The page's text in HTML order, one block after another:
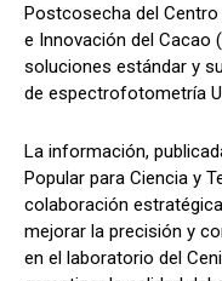
Postcosecha del
e Innovación del Cacao
soluciones estándar y
de espectrofotometría
La información,
Popular para Ciencia y
colaboración
mejorar la precisión y
en el laboratorio del